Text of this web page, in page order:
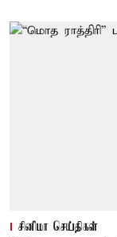
சினிமா செய்திகள்